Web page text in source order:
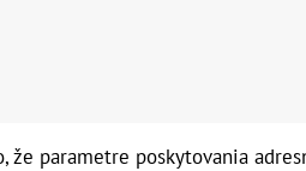
že parametre poskytovania